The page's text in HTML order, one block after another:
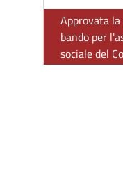
Approvata
bando per
sociale del